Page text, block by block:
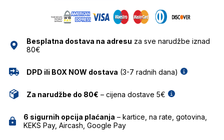
Besplatna dostava na adresu za sve narudžbe iznad
80€
DPD ili BOX NOW dostava (3-7 radnih dana)
Za narudžbe do 80€ – cijena dostave 5€
6 sigurnih opcija plaćanja – kartice, na rate, gotovina,
KEKS Pay, Aircash, Google Pay